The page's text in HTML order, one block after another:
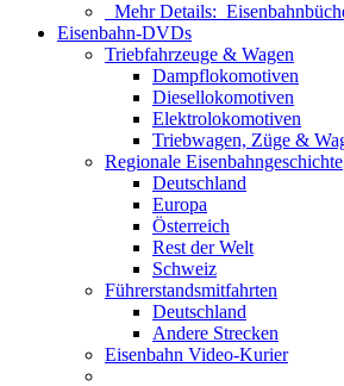
Mehr Details:
Eisenbahn-DVDs
Triebfahrzeuge & Wagen
Dampflokomotiven
Diesellokomotiven
Elektrolokomotiven
Triebwagen, Züge &
Regionale Eisenbahngeschichte
Deutschland
Europa
Österreich
Rest der Welt
Schweiz
Führerstandsmitfahrten
Deutschland
Andere Strecken
Eisenbahn Video-Kurier